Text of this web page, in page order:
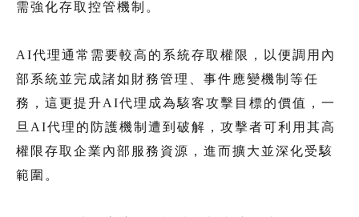
需強化存取控管機制。
AI代理通常需要較高的系統存取權限，以便調用內
部系統並完成諸如財務管理、事件應變機制等任
務，這更提升AI代理成為駭客攻擊目標的價值，一
旦AI代理的防護機制遭到破解，攻擊者可利用其高
權限存取企業內部服務資源，進而擴大並深化受駭
範圍。